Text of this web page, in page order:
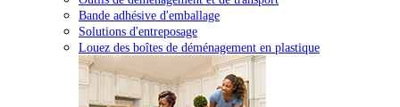
Bande adhésive d'emballage
Solutions d'entreposage
Louez des boîtes de déménagement en plastique